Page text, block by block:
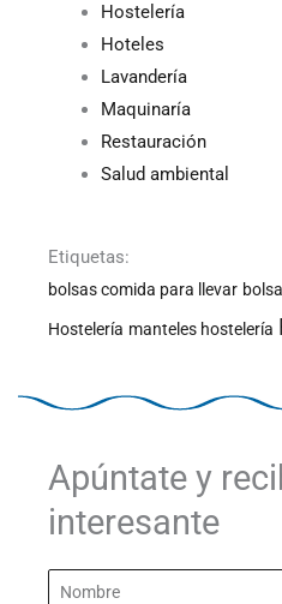
Hostelería
Hoteles
Lavandería
Maquinaría
Restauración
Salud ambiental
Etiquetas:
bolsas comida para llevar
Hostelería manteles hostelería
Apúntate y
interesante
Nombre